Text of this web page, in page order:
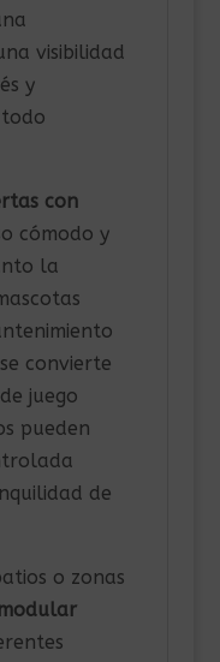
visibilidad
y
con
cómodo y
la
convierte
juego
pueden
de
o zonas